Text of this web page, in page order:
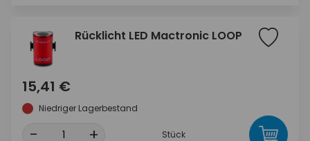
Rücklicht LED Mactronic LOOP
15,41 €
Niedriger Lagerbestand
- + Stück